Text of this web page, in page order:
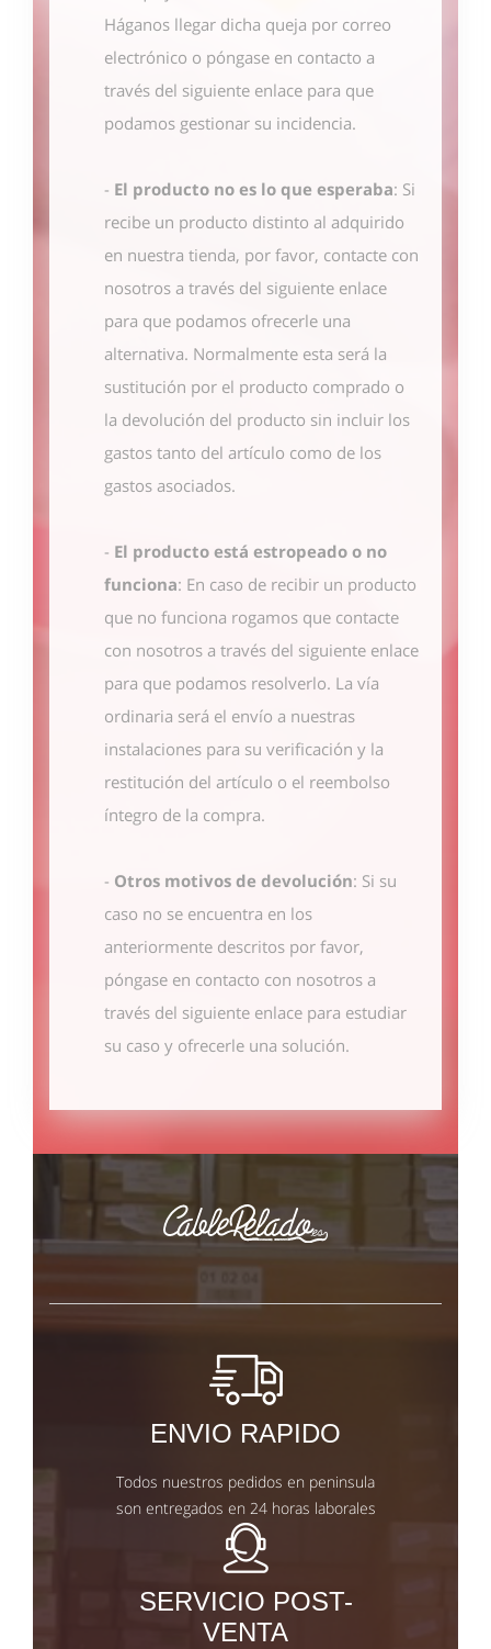
Háganos llegar dicha queja por correo
electrónico o póngase en contacto a
través del siguiente enlace para que
podamos gestionar su incidencia.
- El producto no es lo que esperaba: Si
recibe un producto distinto al adquirido
en nuestra tienda, por favor, contacte con
nosotros a través del siguiente enlace
para que podamos ofrecerle una
alternativa. Normalmente esta será la
sustitución por el producto comprado o
la devolución del producto sin incluir los
gastos tanto del artículo como de los
gastos asociados.
- El producto está estropeado o no
funciona: En caso de recibir un producto
que no funciona rogamos que contacte
con nosotros a través del siguiente enlace
para que podamos resolverlo. La vía
ordinaria será el envío a nuestras
instalaciones para su verificación y la
restitución del artículo o el reembolso
íntegro de la compra.
- Otros motivos de devolución: Si su
caso no se encuentra en los
anteriormente descritos por favor,
póngase en contacto con nosotros a
través del siguiente enlace para estudiar
su caso y ofrecerle una solución.
ENVIO RAPIDO
Todos nuestros pedidos en peninsula
son entregados en 24 horas laborales
SERVICIO POST-
VENTA